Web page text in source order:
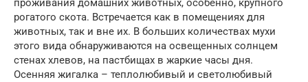
проживания домашних животных, особенно, крупного
рогатого скота. Встречается как в помещениях для
животных, так и вне их. В больших количествах мухи
этого вида обнаруживаются на освещенных солнцем
стенах хлевов, на пастбищах в жаркие часы дня.
Осенняя жигалка – теплолюбивый и светолюбивый